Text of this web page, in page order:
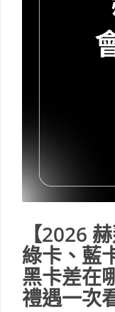
【2026
綠卡、藍
黑卡差在
禮遇一次